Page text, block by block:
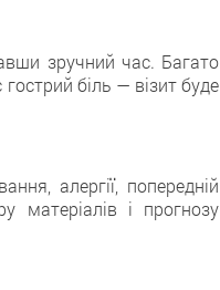
зручний час. Багато
біль — візит буде
алергії, попередній
матеріалів і прогнозу